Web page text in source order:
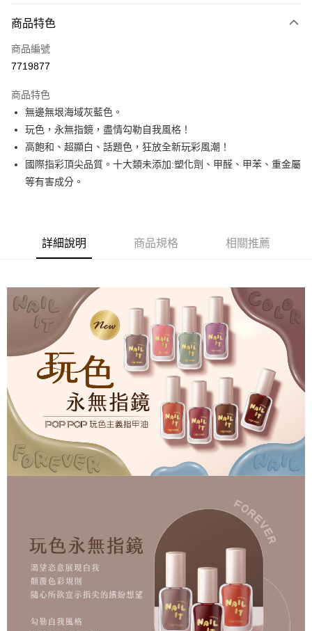
信用卡一次付款
超商取貨付款
Apple Pay
街口支付
悠遊付
每筆NT$80，滿NT$499(含以上)免運費
因應疫情升溫，目前暫停使用7-11取貨付款配送，請使用全家
每筆NT$9,999
黑貓宅急便
每筆NT$100，滿NT$699(含以上)免運費
商品特色
商品編號
7719877
商品特色
無邊無垠海域灰藍色。
玩色，永無指鏡，盡情勾勒自我風格！
高飽和、超顯白、話題色，狂放全新玩彩風潮！
國際指彩頂尖品質。十大類未添加:塑化劑、甲醛、甲苯、重金屬
等有害成分。
詳細說明 商品規格 相關推薦